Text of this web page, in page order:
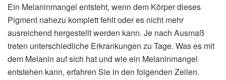
Ein Melaninmangel entsteht, wenn dem Körper dieses
Pigment nahezu komplett fehlt oder es nicht mehr
ausreichend hergestellt werden kann. Je nach Ausmaß
treten unterschiedliche Erkrankungen zu Tage. Was es mit
dem Melanin auf sich hat und wie ein Melaninmangel
entstehen kann, erfahren Sie in den folgenden Zeilen.